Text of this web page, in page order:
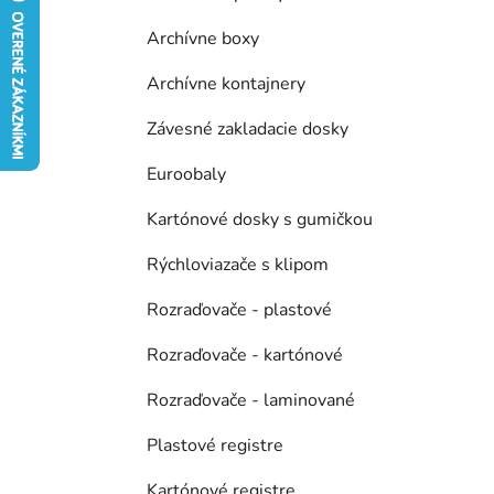
Archívne boxy
Archívne kontajnery
Závesné zakladacie dosky
Euroobaly
Kartónové dosky s gumičkou
Rýchloviazače s klipom
Rozraďovače - plastové
Rozraďovače - kartónové
Rozraďovače - laminované
Plastové registre